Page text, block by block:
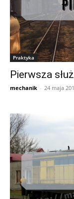
Praktyka
Pierwsza
mechanik - 24 maja